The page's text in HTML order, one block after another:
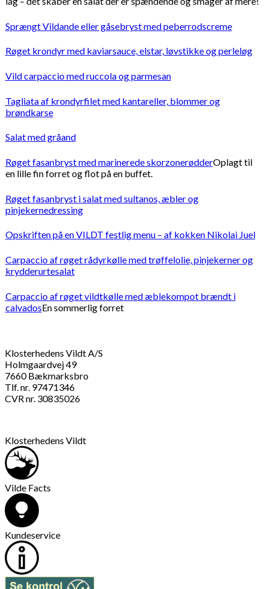
Sprængt Vildande eller gåsebryst med peberrodscreme
Røget krondyr med kaviarsauce, elstar, løvstikke og perleløg
Vild carpaccio med ruccola og parmesan
Tagliata af krondyrfilet med kantareller, blommer og
brøndkarse
Salat med gråand
Røget fasanbryst med marinerede skorzonerødderOplagt til
en lille fin forret og flot på en buffet.
Røget fasanbryst i salat med sultanos, æbler og
pinjekernedressing
Opskriften på en VILDT festlig menu – af kokken Nikolai Juel
Carpaccio af røget rådyrkølle med trøffelolie, pinjekerner og
krydderurtesalat
Carpaccio af røget vildtkølle med æblekompot brændt i
calvadosEn sommerlig forret
Klosterhedens Vildt A/S
Holmgaardvej 49
7660 Bækmarksbro
Tlf. nr. 97471346
CVR nr. 30835026
Klosterhedens Vildt
Vilde Facts
Kundeservice